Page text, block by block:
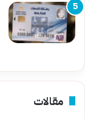
مقالات